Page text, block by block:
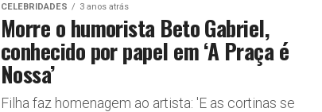
CELEBRIDADES 3 anos atrás
Morre o humorista Beto Gabriel,
conhecido por papel em ‘A Praça é
Nossa’
Filha faz homenagem ao artista: 'E as cortinas se